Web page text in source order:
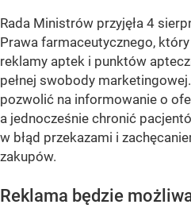
Rada Ministrów przyjęła 4
Prawa farmaceutycznego,
reklamy aptek i punktów
pełnej swobody
pozwolić na informowanie o
a jednocześnie chronić
w błąd przekazami i
zakupów.
Reklama będzie